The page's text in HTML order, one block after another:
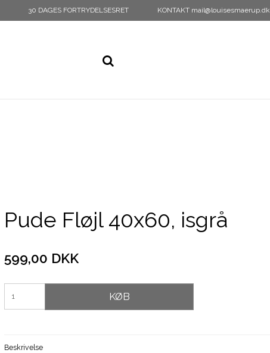
30 DAGES FORTRYDELSESRET KONTAKT mail@louisesmaerup.dk
Pude Fløjl 40x60, isgrå
599,00 DKK
KØB
Beskrivelse